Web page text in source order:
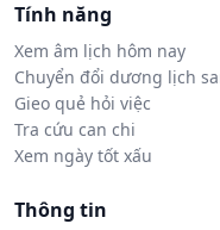
Tính năng
Xem âm lịch hôm nay
Chuyển đổi dương lịch
Gieo quẻ hỏi việc
Tra cứu can chi
Xem ngày tốt xấu
Thông tin